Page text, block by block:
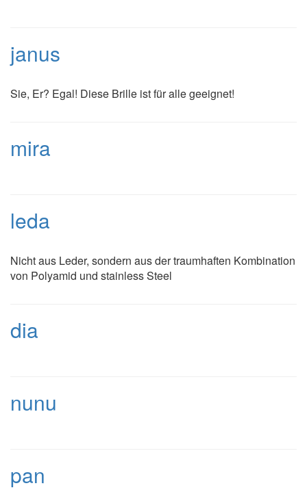
janus
Sie, Er? Egal! Diese Brille ist für alle geeignet!
mira
leda
Nicht aus Leder, sondern aus der traumhaften Kombination
von Polyamid und stainless Steel
dia
nunu
pan